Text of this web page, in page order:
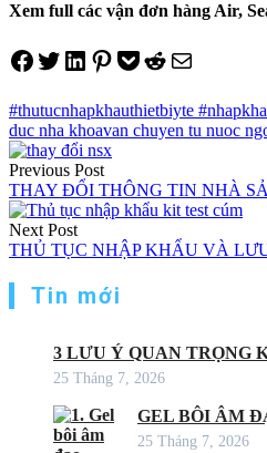
Xem full các vận đơn hàng Air,
Share on Facebook
Tweet on Twitter
Share on LinkedIn
Pin on Pinterest
Save to pocket
Share on Reddit
Share via Email
#thutucnhapkhauthietbiyte
duc nha khoavan chuyen tu nuoc
Điều
hướng
bài
viết
Previous Post
THAY ĐỔI THÔNG TIN NHÀ
Next Post
THỦ TỤC NHẬP KHẨU VÀ
Tin mới
3 LƯU Ý QUAN TRỌNG
25 Tháng 7, 2026
GEL BÔI ÂM
25 Tháng 7, 2026